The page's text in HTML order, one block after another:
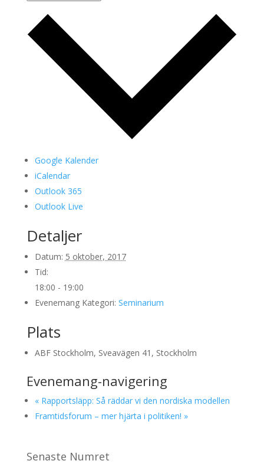
Google Kalender
iCalendar
Outlook 365
Outlook Live
Detaljer
Datum: 5 oktober, 2017
Tid:
18:00 - 19:00
Evenemang Kategori: Seminarium
Plats
ABF Stockholm, Sveavägen 41, Stockholm
Evenemang-navigering
«Rapportsläpp: Så räddar vi den nordiska modellen
Framtidsforum – mer hjärta i politiken! »
Senaste Numret